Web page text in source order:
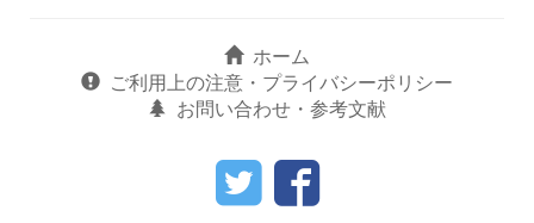
ホーム
ご利用上の注意・プライバシーポリシー
お問い合わせ・参考文献